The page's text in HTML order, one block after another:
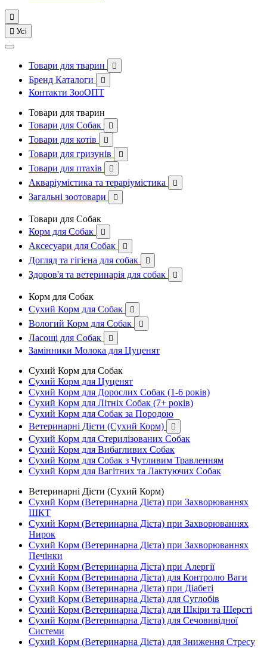

 Усі
Товари для тварин 
Бренд Каталоги 
Контакти ЗооОПТ
Товари для тварин
Товари для Собак

Товари для котів 
Товари для гризунів 
Товари для птахів 
Акваріумістика та тераріумістика 
Загальні зоотовари 
Товари для Собак
Корм для Собак

Аксесуари для Собак 
Догляд та гігієна для собак 
Здоров'я та ветеринарія для собак 
Корм для Собак
Сухий Корм для Собак

Вологий Корм для Собак 
Ласощі для Собак 
Замінники Молока для Цуценят
Сухий Корм для Собак
Сухий Корм для Цуценят
Сухий Корм для Дорослих Собак (1-6 років)
Сухий Корм для Літніх Собак (7+ років)
Сухий Корм для Собак за Породою
Ветеринарні Дієти (Сухий Корм)

Сухий Корм для Стерилізованих Собак
Сухий Корм для Вибагливих Собак
Сухий Корм для Собак з Чутливим Травленням
Сухий Корм для Вагітних та Лактуючих Собак
Ветеринарні Дієти (Сухий Корм)
Сухий Корм (Ветеринарна Дієта) при Захворюваннях
ШКТ
Сухий Корм (Ветеринарна Дієта) при Захворюваннях
Нирок
Сухий Корм (Ветеринарна Дієта) при Захворюваннях
Печінки
Сухий Корм (Ветеринарна Дієта) при Алергії
Сухий Корм (Ветеринарна Дієта) для Контролю Ваги
Сухий Корм (Ветеринарна Дієта) при Діабеті
Сухий Корм (Ветеринарна Дієта) для Суглобів
Сухий Корм (Ветеринарна Дієта) для Шкіри та Шерсті
Сухий Корм (Ветеринарна Дієта) для Сечовивідної
Системи
Сухий Корм (Ветеринарна Дієта) для Зниження Стресу